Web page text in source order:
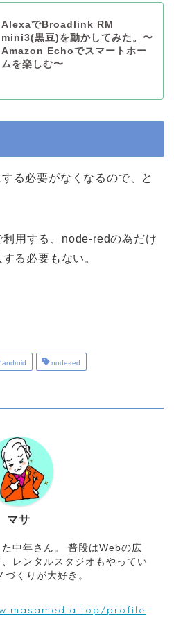
AlexaでBroadlink RM
mini3(黒豆)を動かしてみた。〜
Amazon Echoでスマートホー
ムを楽しむ〜
る必要がなくなるので、と
用する、node-redの為だけ
る必要もない。
android node-red
マサ
中年さん。 普段はWebの広
レンタルスタジオもやってい
くりが大好き。
profile